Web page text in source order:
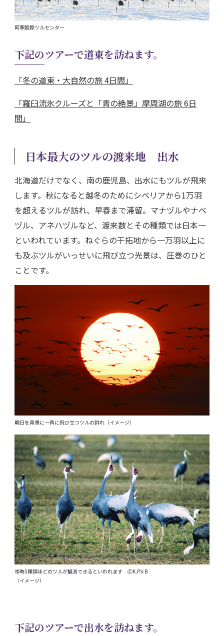
阿寒国際ツルセンター
下記のツアーで道東を訪ねます。
「冬の道東・大自然の旅 4日間」
「羅臼流氷クルーズと「青の絶景」摩周湖の旅 6日
間」
日本最大のツルの渡来地 出水
北海道だけでなく、南の鹿児島、出水にもツルが飛来
します。秋になると越冬のためにシベリアから1万羽
を超えるツルが訪れ、早春まで滞留。マナヅルやナベ
ヅル、アネハヅルなど、渡来数とその種類では日本一
といわれています。ねぐらの干拓地から一万羽以上に
も及ぶツルがいっせいに飛び立つ光景は、圧巻のひと
ことです。
朝日を背景に一斉に飛び立つツルの群れ（イメージ）
常時5種類ほどのツルが観測できるといわれます 🄫K.P.V.B
（イメージ）
下記のツアーで出水を訪ねます。